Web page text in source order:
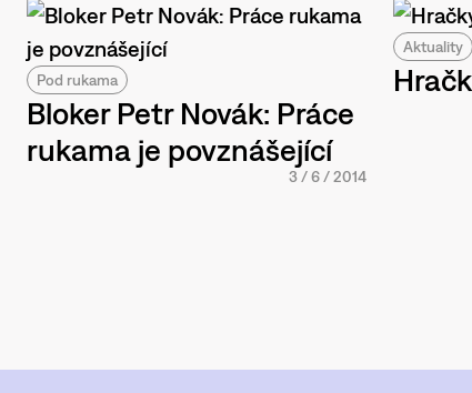
Pod rukama
Bloker Petr Novák: Práce
rukama je povznášející
3 /6 /2014
Aktuality